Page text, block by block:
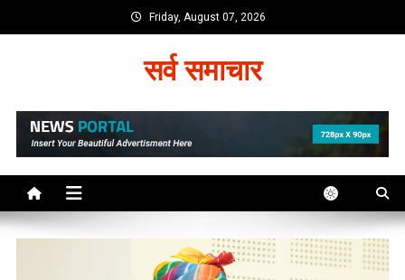
to
Friday, August 07, 2026
सर्व समाचार